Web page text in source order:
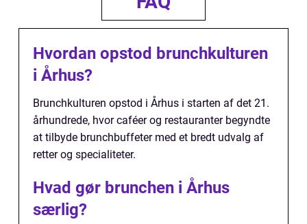
Hvordan opstod brunchkulturen
i Århus?
Brunchkulturen opstod i Århus i starten af det 21.
århundrede, hvor caféer og restauranter begyndte
at tilbyde brunchbuffeter med et bredt udvalg af
retter og specialiteter.
Hvad gør brunchen i Århus
særlig?